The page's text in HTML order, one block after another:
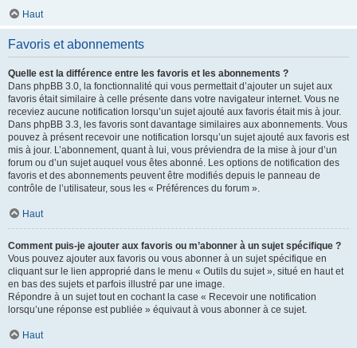
Haut
Favoris et abonnements
Quelle est la différence entre les favoris et les abonnements ?
Dans phpBB 3.0, la fonctionnalité qui vous permettait d’ajouter un sujet aux
favoris était similaire à celle présente dans votre navigateur internet. Vous ne
receviez aucune notification lorsqu’un sujet ajouté aux favoris était mis à jour.
Dans phpBB 3.3, les favoris sont davantage similaires aux abonnements. Vous
pouvez à présent recevoir une notification lorsqu’un sujet ajouté aux favoris est
mis à jour. L’abonnement, quant à lui, vous préviendra de la mise à jour d’un
forum ou d’un sujet auquel vous êtes abonné. Les options de notification des
favoris et des abonnements peuvent être modifiés depuis le panneau de
contrôle de l’utilisateur, sous les « Préférences du forum ».
Haut
Comment puis-je ajouter aux favoris ou m’abonner à un sujet spécifique ?
Vous pouvez ajouter aux favoris ou vous abonner à un sujet spécifique en
cliquant sur le lien approprié dans le menu « Outils du sujet », situé en haut et
en bas des sujets et parfois illustré par une image.
Répondre à un sujet tout en cochant la case « Recevoir une notification
lorsqu’une réponse est publiée » équivaut à vous abonner à ce sujet.
Haut